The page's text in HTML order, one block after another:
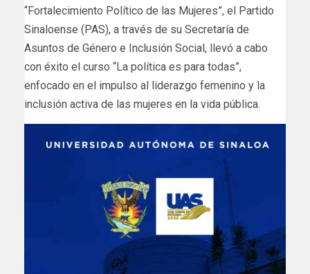
“Fortalecimiento Político de las Mujeres”, el Partido
Sinaloense (PAS), a través de su Secretaría de
Asuntos de Género e Inclusión Social, llevó a cabo
con éxito el curso “La política es para todas”,
enfocado en el impulso al liderazgo femenino y la
inclusión activa de las mujeres en la vida pública.